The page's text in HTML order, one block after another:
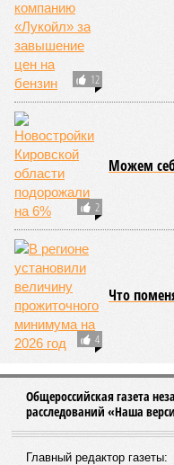
12
2
Можем
4
Что
Общероссийская газета
расследований «Наша
Главный редактор газеты: